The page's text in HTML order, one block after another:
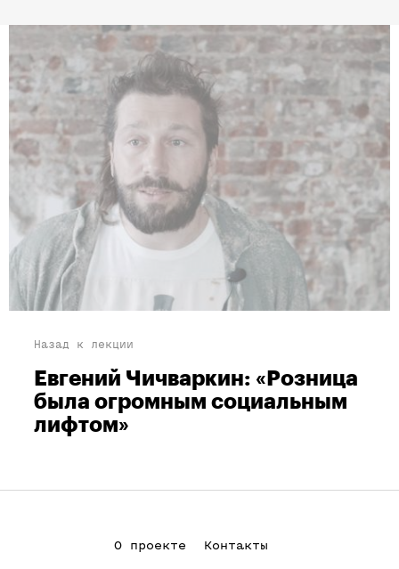
Назад к лекции
Евгений Чичваркин: «Розница
была огромным социальным
лифтом»
О проекте Контакты